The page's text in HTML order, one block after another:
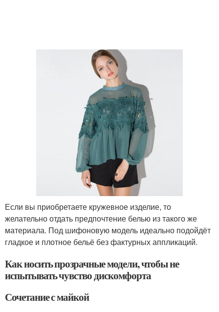
Если вы приобретаете кружевное изделие, то
желательно отдать предпочтение белью из такого же
материала. Под шифоновую модель идеально подойдёт
гладкое и плотное бельё без фактурных аппликаций.
Как носить прозрачные модели, чтобы не
испытывать чувство дискомфорта
Сочетание с майкой